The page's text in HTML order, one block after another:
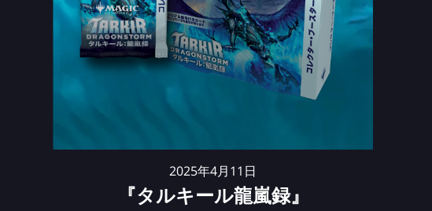
2025年4月11日
『タルキール龍嵐録』